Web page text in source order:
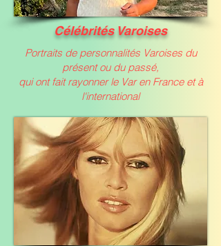
Célébrités Varoises
Portraits de personnalités Varoises du
présent ou du passé,
qui ont fait rayonner le Var en France et à
l'international